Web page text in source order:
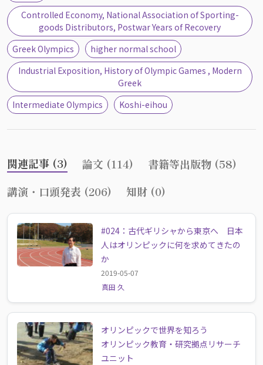
Controlled Economy, National Association of Sporting-
goods Distributors, Postwar Years of Recovery
Greek Olympics
higher normal school
Industrial Exposition, History of Olympic Games , Modern
Greek
Intermediate Olympics
Koshi-eihou
関連記事 (3) 論文 (114)
書籍等出版物 (58)
講演・口頭発表 (206)
知財 (0)
#024：古代ギリシャから東京へ 日本
人はオリンピックに何を求めてきたの
か
2019-05-07
真田 久
オリンピックで世界を知ろう
オリンピック教育・研究拠点リサーチ
ユニット